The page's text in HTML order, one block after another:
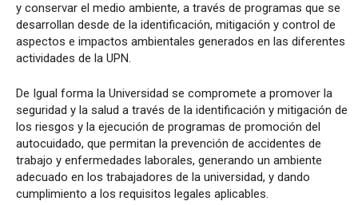
y conservar el medio ambiente, a través de programas que se
desarrollan desde de la identificación, mitigación y control de
aspectos e impactos ambientales generados en las diferentes
actividades de la UPN.
De Igual forma la Universidad se compromete a promover la
seguridad y la salud a través de la identificación y mitigación de
los riesgos y la ejecución de programas de promoción del
autocuidado, que permitan la prevención de accidentes de
trabajo y enfermedades laborales, generando un ambiente
adecuado en los trabajadores de la universidad, y dando
cumplimiento a los requisitos legales aplicables.